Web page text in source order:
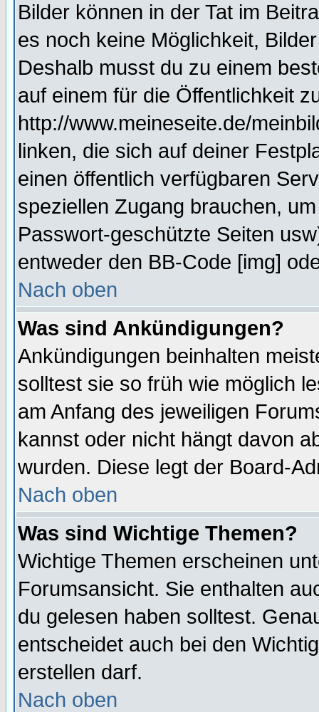
Bilder können in der Tat im
es noch keine Möglichkeit,
Deshalb musst du zu einem
auf einem für die Öffentlichkeit
http://www.meineseite.de/
linken, die sich auf deiner
einen öffentlich verfügbaren
speziellen Zugang brauchen,
Passwort-geschützte Seiten
entweder den BB-Code [img]
Nach oben
Was sind Ankündigungen?
Ankündigungen beinhalten
solltest sie so früh wie möglich
am Anfang des jeweiligen
kannst oder nicht hängt davon
wurden. Diese legt der Board-
Nach oben
Was sind Wichtige Themen?
Wichtige Themen erscheinen
Forumsansicht. Sie enthalten
du gelesen haben solltest.
entscheidet auch bei den
erstellen darf.
Nach oben